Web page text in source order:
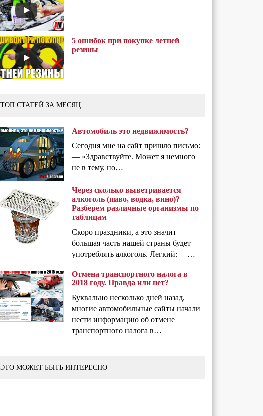
5 ошибок при покупке летней
резины
ТОП СТАТЕЙ ЗА МЕСЯЦ
Автомобиль это недвижимость?
Сегодня мне на сайт пришло письмо:
— «Здравствуйте. Может я немного
не в тему, но…
Через сколько выветривается
алкоголь (пиво, водка, вино)?
Разберем различные организмы по
таблицам
Скоро праздники, а это значит —
большая часть нашей страны будет
употреблять алкоголь. Легкий: —…
Отмена транспортного налога в
2018 году. Правда или нет?
Буквально несколько дней назад,
многие автомобильные сайты начали
нести информацию об отмене
транспортного налога в…
ЭТО МОЖЕТ БЫТЬ ИНТЕРЕСНО